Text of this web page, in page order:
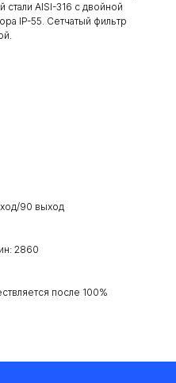
AISI-316 с двойной
IP-55. Сетчатый фильтр
90 выход
2860
после 100%